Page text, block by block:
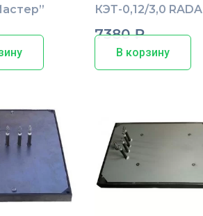
КЭТ-0,12/3,0 RADA
7380₽
В корзину